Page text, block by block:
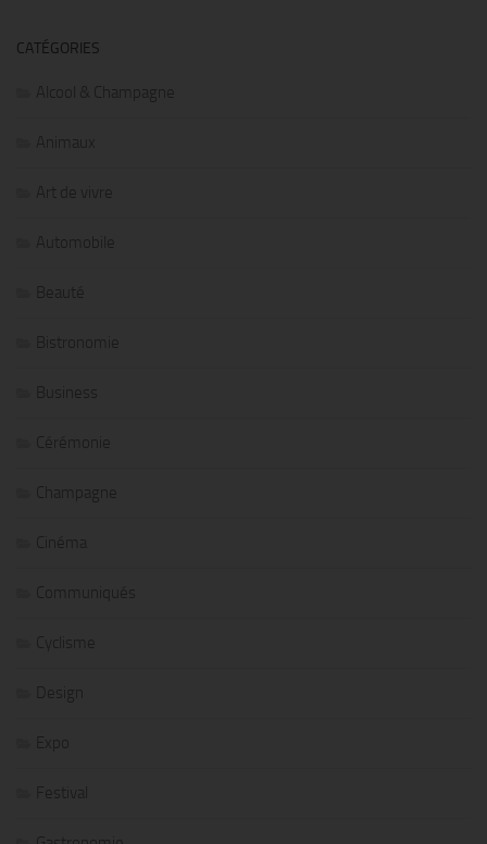
CATÉGORIES
Alcool & Champagne
Animaux
Art de vivre
Automobile
Beauté
Bistronomie
Business
Cérémonie
Champagne
Cinéma
Communiqués
Cyclisme
Design
Expo
Festival